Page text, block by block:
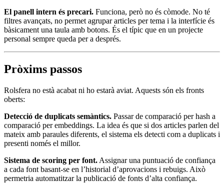
El panell intern és precari. Funciona, però no és còmode. No té
filtres avançats, no permet agrupar articles per tema i la interfície és
bàsicament una taula amb botons. És el típic que en un projecte
personal sempre queda per a després.
Pròxims passos
Rolsfera no està acabat ni ho estarà aviat. Aquests són els fronts
oberts:
Detecció de duplicats semàntics. Passar de comparació per hash a
comparació per embeddings. La idea és que si dos articles parlen del
mateix amb paraules diferents, el sistema els detecti com a duplicats i
presenti només el millor.
Sistema de scoring per font. Assignar una puntuació de confiança
a cada font basant-se en l’historial d’aprovacions i rebuigs. Això
permetria automatitzar la publicació de fonts d’alta confiança.